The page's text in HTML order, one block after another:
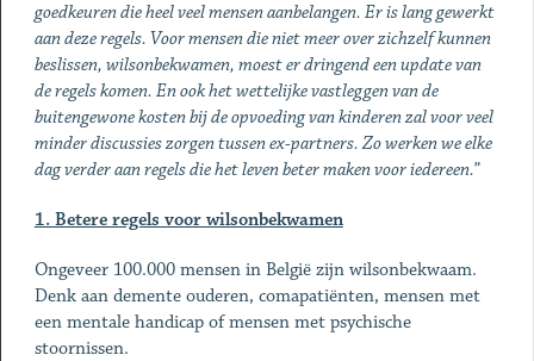
goedkeuren die heel veel mensen aanbelangen. Er is lang gewerkt
aan deze regels. Voor mensen die niet meer over zichzelf kunnen
beslissen, wilsonbekwamen, moest er dringend een update van
de regels komen. En ook het wettelijke vastleggen van de
buitengewone kosten bij de opvoeding van kinderen zal voor veel
minder discussies zorgen tussen ex-partners. Zo werken we elke
dag verder aan regels die het leven beter maken voor iedereen.”
1. Betere regels voor wilsonbekwamen
Ongeveer 100.000 mensen in België zijn wilsonbekwaam.
Denk aan demente ouderen, comapatiënten, mensen met
een mentale handicap of mensen met psychische
stoornissen.